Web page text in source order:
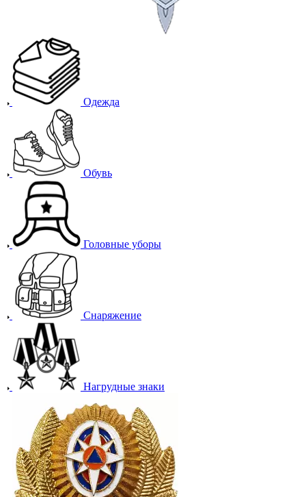
Одежда
Обувь
Головные уборы
Снаряжение
Нагрудные знаки